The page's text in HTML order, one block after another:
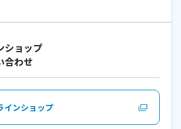
ショップ
合わせ
インショップ